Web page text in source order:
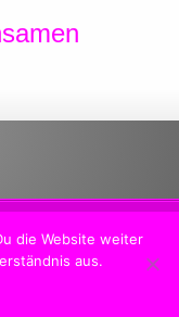
die Website weiter
aus.